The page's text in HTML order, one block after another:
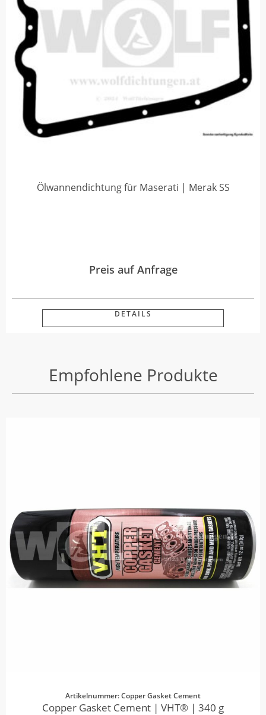
Ölwannendichtung für Maserati | Merak SS
Preis auf Anfrage
DETAILS
Empfohlene Produkte
Artikelnummer: Copper Gasket Cement
Copper Gasket Cement | VHT® | 340 g